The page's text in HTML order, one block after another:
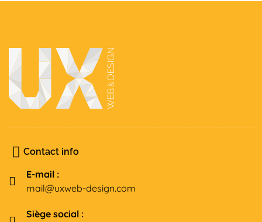
Contact info
E-mail :
mail@uxweb-design.com
Siège social :